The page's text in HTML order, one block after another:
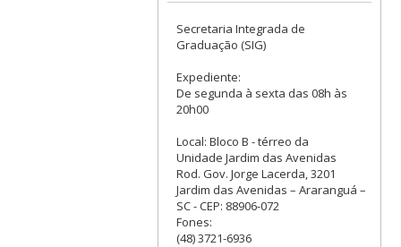
Secretaria Integrada de
Graduação (SIG)
Expediente:
De segunda à sexta das 08h às
20h00
Local: Bloco B - térreo da
Unidade Jardim das Avenidas
Rod. Gov. Jorge Lacerda, 3201
Jardim das Avenidas – Araranguá –
SC - CEP: 88906-072
Fones:
(48) 3721-6936